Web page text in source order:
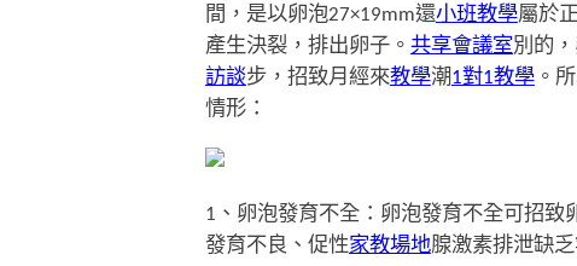
間，是以卵泡27×19mm還小班教學屬於
產生決裂，排出卵子。 共享會議室別的
訪談步，招致月經來教學潮1對1教學。
情形：
1、卵泡發育不全：卵泡發育不全可招致
發育不良、促性家教場地腺激素排泄缺